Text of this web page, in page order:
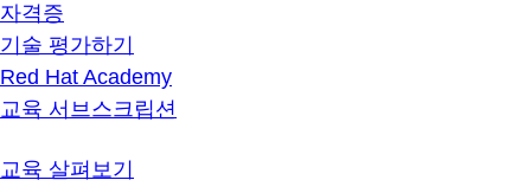
자격증
기술 평가하기
Red Hat Academy
교육 서브스크립션
교육 살펴보기